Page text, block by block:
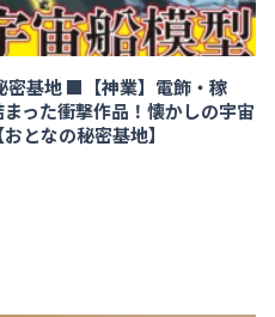
密基地 ■【神業】電飾・稼
った衝撃作品！懐かしの宇宙
となの秘密基地】